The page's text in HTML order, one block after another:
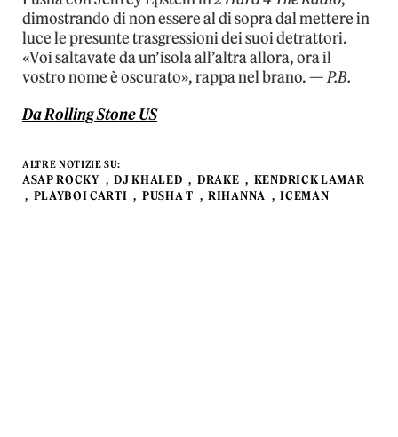
dimostrando di non essere al di sopra dal mettere in
luce le presunte trasgressioni dei suoi detrattori.
«Voi saltavate da un’isola all’altra allora, ora il
vostro nome è oscurato», rappa nel brano. —P.B.
Da Rolling Stone US
ALTRE NOTIZIE SU:
ASAP ROCKY DJ KHALED DRAKE
KENDRICK LAMAR
PLAYBOI CARTI
PUSHA T RIHANNA ICEMAN